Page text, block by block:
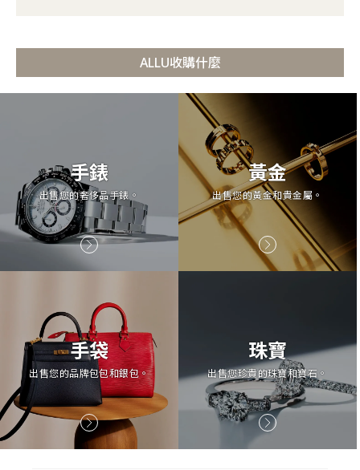
ALLU收購什麼
手錶
出售您的奢侈品手錶。
黃金
出售您的黃金和貴金屬。
手袋
出售您的品牌包包和銀包。
珠寶
出售您珍貴的珠寶和寶石。